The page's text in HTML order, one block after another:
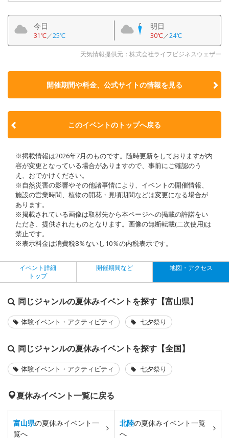
今日
31℃／25℃
明日
30℃／24℃
天気情報提供元：株式会社ライフビジネスウェザー
開催期間や料金、公式サイトの情報を見る
このイベントのトップへ戻る
※掲載情報は2026年7月のものです。随時更新をしておりますが内
容が変更となっている場合がありますので、事前にご確認のう
え、おでかけください。
※自然災害の影響やその他諸事情により、イベントの開催情報、
施設の営業時間、植物の開花・見頃期間などは変更になる場合が
あります。
※掲載されている画像は取材先から本ページへの掲載の許諾をい
ただき、提供されたものとなります。画像の無断転載(二次使用)は
禁止です。
※表示料金は消費税8％ないし10％の内税表示です。
イベント詳細
トップ
開催期間など 地図・アクセス
同じジャンルの夏休みイベントを探す【富山県】
体験イベント・アクティビティ 七夕祭り
同じジャンルの夏休みイベントを探す【全国】
体験イベント・アクティビティ 七夕祭り
夏休みイベント一覧に戻る
富山県の夏休みイベント一
覧へ
北陸の夏休みイベント一覧
へ